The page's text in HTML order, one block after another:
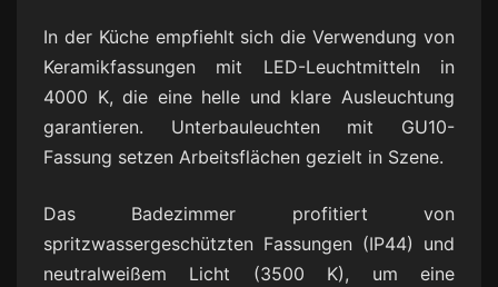
In der Küche empfiehlt sich die Verwendung von
Keramikfassungen mit LED-Leuchtmitteln in
4000 K, die eine helle und klare Ausleuchtung
garantieren. Unterbauleuchten mit GU10-
Fassung setzen Arbeitsflächen gezielt in Szene.
Das Badezimmer profitiert von
spritzwassergeschützten Fassungen (IP44) und
neutralweißem Licht (3500 K), um eine